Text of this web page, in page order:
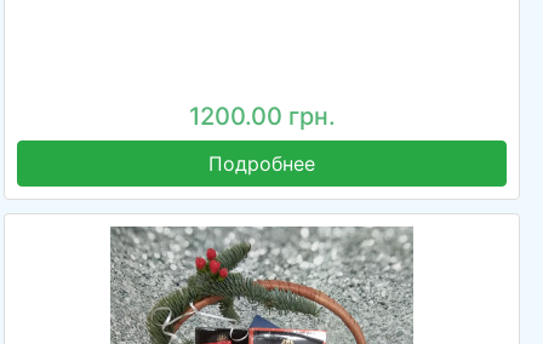
1200.00 грн.
Подробнее